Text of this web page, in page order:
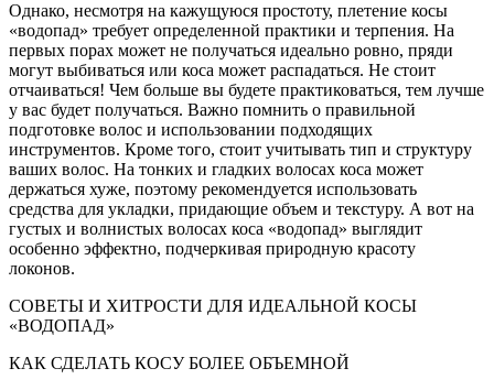
Однако, несмотря на кажущуюся простоту, плетение косы
«водопад» требует определенной практики и терпения. На
первых порах может не получаться идеально ровно, пряди
могут выбиваться или коса может распадаться. Не стоит
отчаиваться! Чем больше вы будете практиковаться, тем лучше
у вас будет получаться. Важно помнить о правильной
подготовке волос и использовании подходящих
инструментов. Кроме того, стоит учитывать тип и структуру
ваших волос. На тонких и гладких волосах коса может
держаться хуже, поэтому рекомендуется использовать
средства для укладки, придающие объем и текстуру. А вот на
густых и волнистых волосах коса «водопад» выглядит
особенно эффектно, подчеркивая природную красоту
локонов.
СОВЕТЫ И ХИТРОСТИ ДЛЯ ИДЕАЛЬНОЙ КОСЫ
«ВОДОПАД»
КАК СДЕЛАТЬ КОСУ БОЛЕЕ ОБЪЕМНОЙ